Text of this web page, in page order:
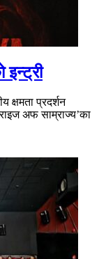
इन्ट्री
क्षमता प्रदर्शन
अफ साम्राज्य’का